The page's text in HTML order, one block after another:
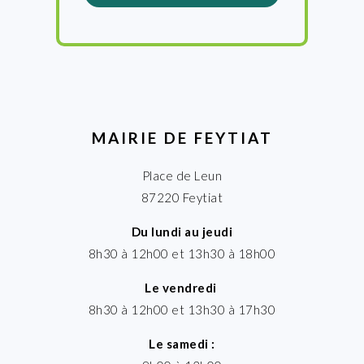
MAIRIE DE FEYTIAT
Place de Leun
87220 Feytiat
Du lundi au jeudi
8h30 à 12h00 et 13h30 à 18h00
Le vendredi
8h30 à 12h00 et 13h30 à 17h30
Le samedi :